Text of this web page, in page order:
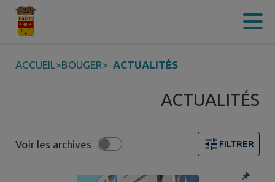
Contenu
ACCUEIL>BOUGER> ACTUALITÉS
ACTUALITÉS
Voir les archives FILTRER